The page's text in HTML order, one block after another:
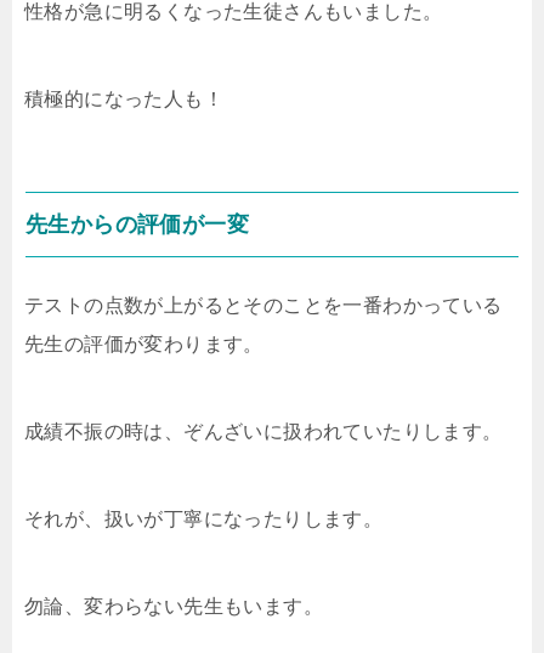
性格が急に明るくなった生徒さんもいました。
積極的になった人も！
先生からの評価が一変
テストの点数が上がるとそのことを一番わかっている
先生の評価が変わります。
成績不振の時は、ぞんざいに扱われていたりします。
それが、扱いが丁寧になったりします。
勿論、変わらない先生もいます。